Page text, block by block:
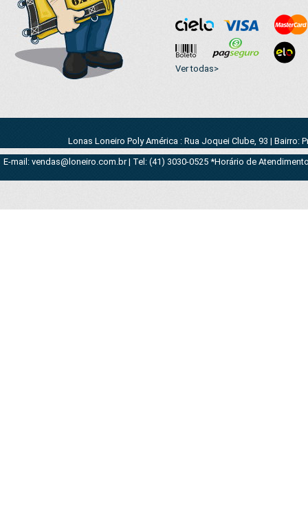
Ver todas>
Lonas Loneiro Poly América : Rua Joquei Clube, 93 | Bairro:
E-mail: vendas@loneiro.com.br | Tel: (41) 3030-0525 *Horário de